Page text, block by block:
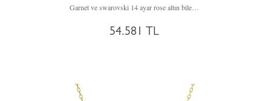
Garnet ve swarovski 14 ayar rose altın bilezik (17 cm beyaz altın rolo zincir)
54.581 TL